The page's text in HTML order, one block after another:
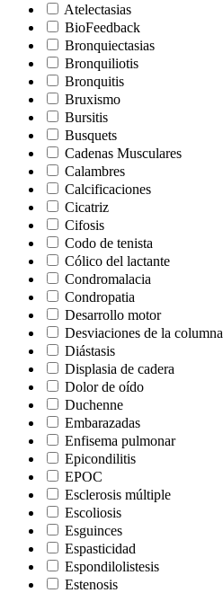
Atelectasias
BioFeedback
Bronquiectasias
Bronquiliotis
Bronquitis
Bruxismo
Bursitis
Busquets
Cadenas Musculares
Calambres
Calcificaciones
Cicatriz
Cifosis
Codo de tenista
Cólico del lactante
Condromalacia
Condropatia
Desarrollo motor
Desviaciones de la columna
Diástasis
Displasia de cadera
Dolor de oído
Duchenne
Embarazadas
Enfisema pulmonar
Epicondilitis
EPOC
Esclerosis múltiple
Escoliosis
Esguinces
Espasticidad
Espondilolistesis
Estenosis